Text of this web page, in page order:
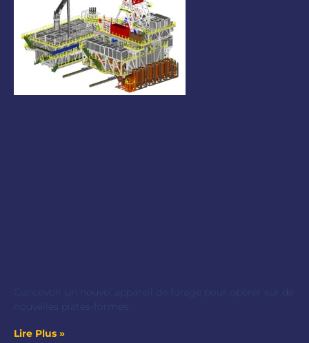
Concevoir un nouvel appareil de forage pour opérer sur de
nouvelles plates-formes.
Lire Plus »